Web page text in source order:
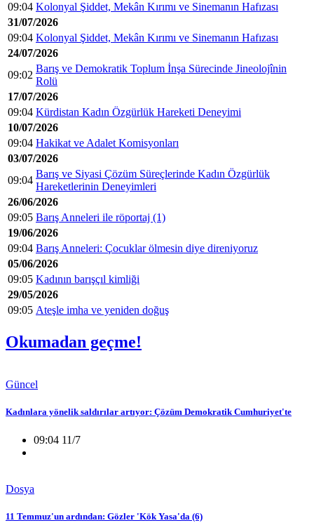
09:04 Kolonyal Şiddet, Mekân Kırımı ve Sinemanın Hafızası
31/07/2026
09:04 Kolonyal Şiddet, Mekân Kırımı ve Sinemanın Hafızası
24/07/2026
09:02
Barış ve Demokratik Toplum İnşa Sürecinde Jineolojînin
Rolü
17/07/2026
09:04 Kürdistan Kadın Özgürlük Hareketi Deneyimi
10/07/2026
09:04 Hakikat ve Adalet Komisyonları
03/07/2026
09:04
Barış ve Siyasi Çözüm Süreçlerinde Kadın Özgürlük
Hareketlerinin Deneyimleri
26/06/2026
09:05 Barış Anneleri ile röportaj (1)
19/06/2026
09:04 Barış Anneleri: Çocuklar ölmesin diye direniyoruz
05/06/2026
09:05 Kadının barışçıl kimliği
29/05/2026
09:05 Ateşle imha ve yeniden doğuş
Okumadan geçme!
Güncel
Kadınlara yönelik saldırılar artıyor: Çözüm Demokratik Cumhuriyet'te
09:04 11/7
Dosya
11 Temmuz'un ardından: Gözler 'Kök Yasa'da (6)